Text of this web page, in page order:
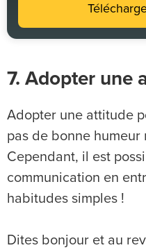
7. Adopter une
Adopter une attitude
pas de bonne humeur
Cependant, il est
communication en
habitudes simples !
Dites bonjour et au